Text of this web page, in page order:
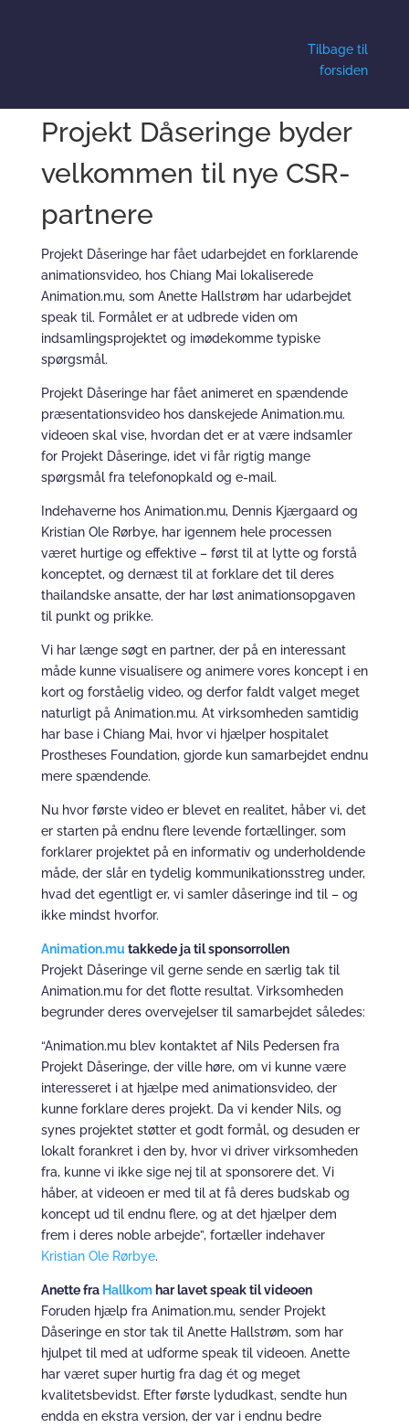
Tilbage til
forsiden
Projekt Dåseringe byder
velkommen til nye CSR-
partnere
Projekt Dåseringe har fået udarbejdet en forklarende
animationsvideo, hos Chiang Mai lokaliserede
Animation.mu, som Anette Hallstrøm har udarbejdet
speak til. Formålet er at udbrede viden om
indsamlingsprojektet og imødekomme typiske
spørgsmål.
Projekt Dåseringe har fået animeret en spændende
præsentationsvideo hos danskejede Animation.mu.
videoen skal vise, hvordan det er at være indsamler
for Projekt Dåseringe, idet vi får rigtig mange
spørgsmål fra telefonopkald og e-mail.
Indehaverne hos Animation.mu, Dennis Kjærgaard og
Kristian Ole Rørbye, har igennem hele processen
været hurtige og effektive – først til at lytte og forstå
konceptet, og dernæst til at forklare det til deres
thailandske ansatte, der har løst animationsopgaven
til punkt og prikke.
Vi har længe søgt en partner, der på en interessant
måde kunne visualisere og animere vores koncept i en
kort og forståelig video, og derfor faldt valget meget
naturligt på Animation.mu. At virksomheden samtidig
har base i Chiang Mai, hvor vi hjælper hospitalet
Prostheses Foundation, gjorde kun samarbejdet endnu
mere spændende.
Nu hvor første video er blevet en realitet, håber vi, det
er starten på endnu flere levende fortællinger, som
forklarer projektet på en informativ og underholdende
måde, der slår en tydelig kommunikationsstreg under,
hvad det egentligt er, vi samler dåseringe ind til – og
ikke mindst hvorfor.
Animation.mu takkede ja til sponsorrollen
Projekt Dåseringe vil gerne sende en særlig tak til
Animation.mu for det flotte resultat. Virksomheden
begrunder deres overvejelser til samarbejdet således:
“Animation.mu blev kontaktet af Nils Pedersen fra
Projekt Dåseringe, der ville høre, om vi kunne være
interesseret i at hjælpe med animationsvideo, der
kunne forklare deres projekt. Da vi kender Nils, og
synes projektet støtter et godt formål, og desuden er
lokalt forankret i den by, hvor vi driver virksomheden
fra, kunne vi ikke sige nej til at sponsorere det. Vi
håber, at videoen er med til at få deres budskab og
koncept ud til endnu flere, og at det hjælper dem
frem i deres noble arbejde”, fortæller indehaver
Kristian Ole Rørbye.
Anette fra Hallkomhar lavet speak til videoen
Foruden hjælp fra Animation.mu, sender Projekt
Dåseringe en stor tak til Anette Hallstrøm, som har
hjulpet til med at udforme speak til videoen. Anette
har været super hurtig fra dag ét og meget
kvalitetsbevidst. Efter første lydudkast, sendte hun
endda en ekstra version, der var i endnu bedre